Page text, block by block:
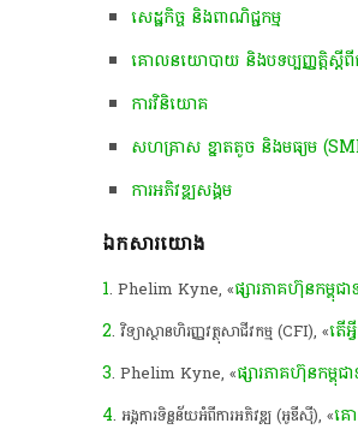
សេដ្ឋកិច្ច និងពាណិជ្ជកម្ម
គោលនយោបាយ និងបទប្បញ្ញត្តិស្តីពី
ការវិនិយោគ
សហគ្រាស ខ្នាតតូច និងមធ្យម
ការ​អភិវឌ្ឍ​សង្គម
ឯកសារយោង
1. Phelim Kyne, «ផ្សារភាគហ៊ុនកម្ពុ
2. វិទ្យាស្ថានហិរញ្ញវត្ថុសាជីវកម្ម (CFI), «តើ
3. Phelim Kyne, «ផ្សារភាគហ៊ុនកម្ពុ
4. អង្គការទិន្នន័យអំពីការអភិវឌ្ឍ (អូឌីស៊ី), «គ